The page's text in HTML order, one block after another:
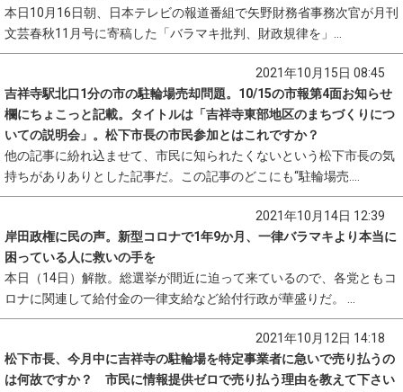
本日10月16日朝、日本テレビの報道番組で矢野財務省事務次官が月刊
文芸春秋11月号に寄稿した「バラマキ批判、財政規律を」...
2021年10月15日 08:45
吉祥寺駅北口1分の市の駐輪場売却問題。10/15の市報第4面お知らせ
欄にちょこっと記載。タイトルは「吉祥寺東部地区のまちづくりにつ
いての説明会」。松下市長の市民参加とはこれですか？
他の記事に紛れ込ませて、市民に知られたくないという松下市長の気
持ちがありありとした記事だ。この記事のどこにも“駐輪場売....
2021年10月14日 12:39
岸田政権に民の声。新型コロナで1年9か月、一律バラマキより本当に
困っている人に救いの手を
本日（14日）解散。総選挙が間近に迫って来ているので、各党ともコ
ロナに関連して給付金の一律支給など給付行政が華盛りだ。 ...
2021年10月12日 14:18
松下市長、今月中に吉祥寺の駐輪場を特定事業者に急いで売り払うの
は何故ですか？ 市民に情報提供ゼロで売り払う理由を教えて下さい